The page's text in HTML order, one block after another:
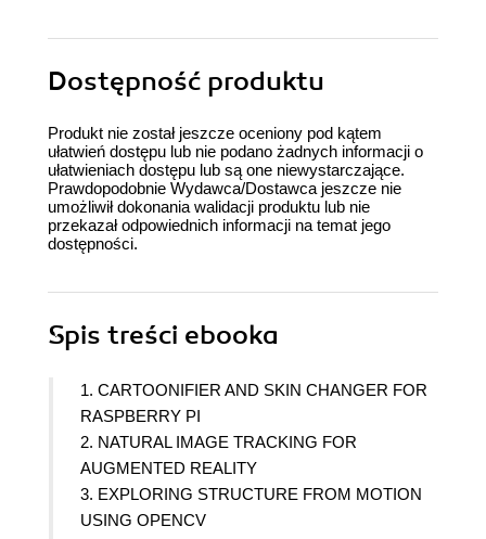
Dostępność produktu
Produkt nie został jeszcze oceniony pod kątem
ułatwień dostępu lub nie podano żadnych informacji o
ułatwieniach dostępu lub są one niewystarczające.
Prawdopodobnie Wydawca/Dostawca jeszcze nie
umożliwił dokonania walidacji produktu lub nie
przekazał odpowiednich informacji na temat jego
dostępności.
Spis treści ebooka
1. CARTOONIFIER AND SKIN CHANGER FOR
RASPBERRY PI
2. NATURAL IMAGE TRACKING FOR
AUGMENTED REALITY
3. EXPLORING STRUCTURE FROM MOTION
USING OPENCV